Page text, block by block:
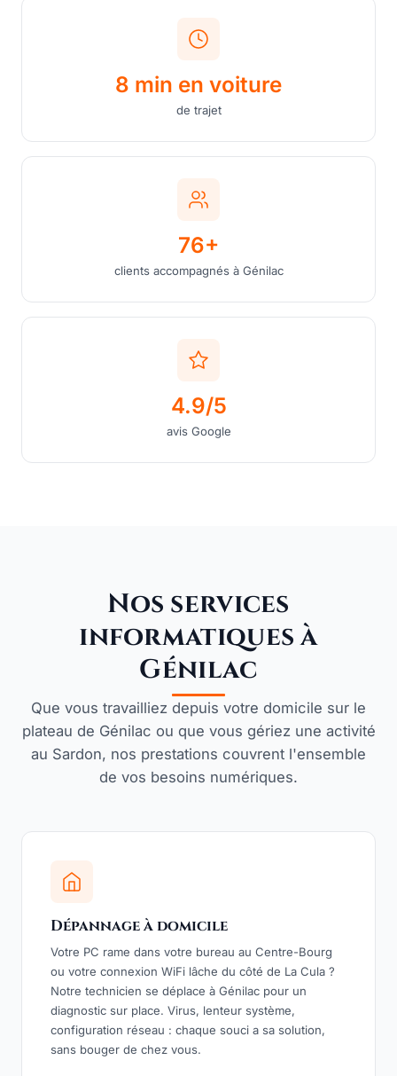
8 min en voiture
de trajet
76+
clients accompagnés à Génilac
4.9/5
avis Google
Nos services
informatiques à
Génilac
Que vous travailliez depuis votre domicile sur le
plateau de Génilac ou que vous gériez une activité
au Sardon, nos prestations couvrent l'ensemble
de vos besoins numériques.
Dépannage à domicile
Votre PC rame dans votre bureau au Centre-Bourg
ou votre connexion WiFi lâche du côté de La Cula ?
Notre technicien se déplace à Génilac pour un
diagnostic sur place. Virus, lenteur système,
configuration réseau : chaque souci a sa solution,
sans bouger de chez vous.